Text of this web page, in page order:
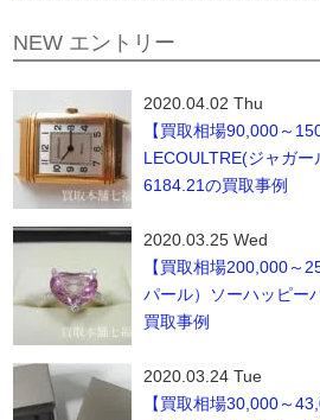
NEW エントリー
2020.04.02 Thu
【買取相場90,000～
LECOULTRE(ジャガ
6184.21の買取事例
2020.03.25 Wed
【買取相場200,000～
パール）ソーハッピー
買取事例
2020.03.24 Tue
【買取相場30,000～